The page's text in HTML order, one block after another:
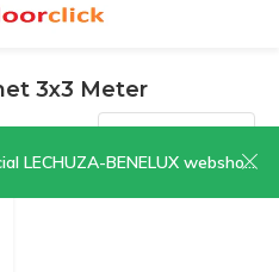
BENELUX webshop | CLICK HERE NOW!
3x3 Meter
op: